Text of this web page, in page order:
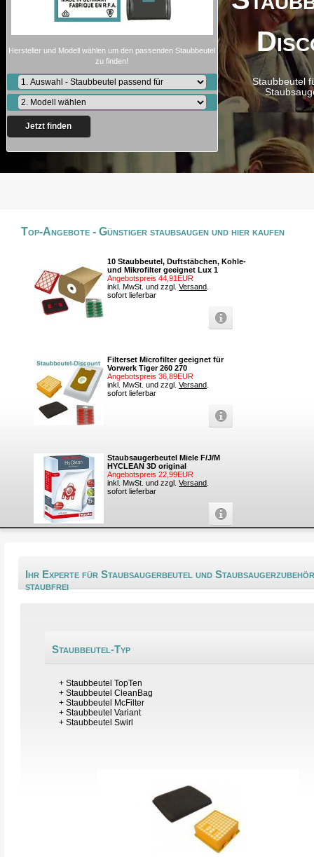
Staubbeutel
Hersteller und Modell wählen um den passenden Staubbeutel
zu finden!
Jetzt finden
Top-Angebote - Günstiger staubsaugen und hier kaufen
10 Staubbeutel, Duftstäbchen, Kohle-
und Mikrofilter geeignet Lux 1
Angebotspreis 44,91EUR
inkl. MwSt. und zzgl. Versand
sofort lieferbar
Filterset Microfilter geeignet für
Vorwerk Tiger 260 270
Angebotspreis 36,89EUR
inkl. MwSt. und zzgl. Versand
sofort lieferbar
Staubsaugerbeutel Miele F/J/M
HYCLEAN 3D original
Angebotspreis 22,99EUR
inkl. MwSt. und zzgl. Versand
sofort lieferbar
Ihr Experte für Staubsaugerbeutel und
staubfrei
Staubbeutel-Typ
+Staubbeutel TopTen
+Staubbeutel CleanBag
+Staubbeutel McFilter
+Staubbeutel Variant
+Staubbeutel Swirl